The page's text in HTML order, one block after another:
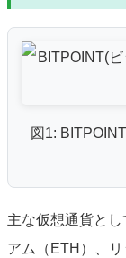
図1:
主な仮想通貨と
アム（ETH）、